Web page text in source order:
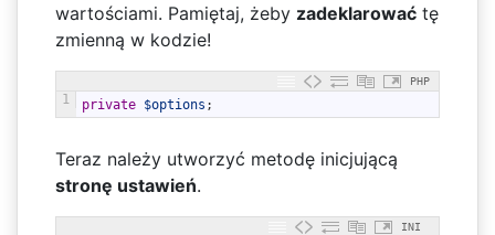
wartościami. Pamiętaj, żeby zadeklarowaćtę
zmienną w kodzie!
PHP
1 private $options ;
Teraz należy utworzyć metodę inicjującą
stronę ustawień.
INI